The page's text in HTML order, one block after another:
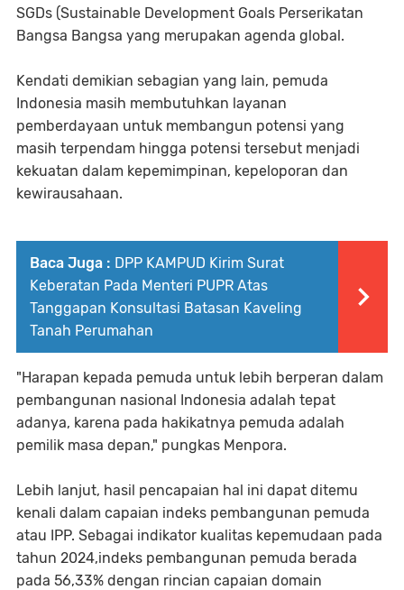
SGDs (Sustainable Development Goals Perserikatan
Bangsa Bangsa yang merupakan agenda global.
Kendati demikian sebagian yang lain, pemuda
Indonesia masih membutuhkan layanan
pemberdayaan untuk membangun potensi yang
masih terpendam hingga potensi tersebut menjadi
kekuatan dalam kepemimpinan, kepeloporan dan
kewirausahaan.
Baca Juga : DPP KAMPUD Kirim Surat
Keberatan Pada Menteri PUPR Atas
Tanggapan Konsultasi Batasan Kaveling
Tanah Perumahan
"Harapan kepada pemuda untuk lebih berperan dalam
pembangunan nasional Indonesia adalah tepat
adanya, karena pada hakikatnya pemuda adalah
pemilik masa depan," pungkas Menpora.
Lebih lanjut, hasil pencapaian hal ini dapat ditemu
kenali dalam capaian indeks pembangunan pemuda
atau IPP. Sebagai indikator kualitas kepemudaan pada
tahun 2024,indeks pembangunan pemuda berada
pada 56,33% dengan rincian capaian domain